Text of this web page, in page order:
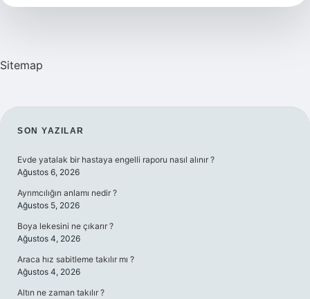
Kullanmalı
Sitemap
SIDEBAR
SON YAZILAR
Evde yatalak bir hastaya engelli raporu nasıl alınır ?
Ağustos 6, 2026
Ayrımcılığın anlamı nedir ?
Ağustos 5, 2026
Boya lekesini ne çıkarır ?
Ağustos 4, 2026
Araca hız sabitleme takılır mı ?
Ağustos 4, 2026
Altın ne zaman takılır ?